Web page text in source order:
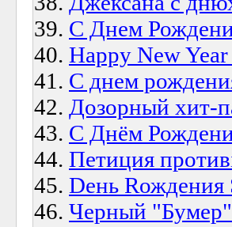
С Днем
Happy New
С днем
Дозорный хит-
С Днём
Петиция
Dень Rождения
Черный